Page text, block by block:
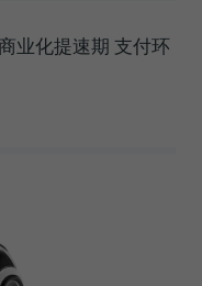
业化提速期 支付环